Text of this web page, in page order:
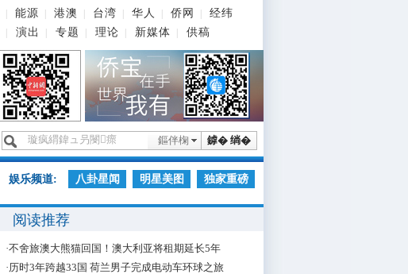
能源 港澳 台湾 华人 侨网
经纬
演出 专题 理论 新媒体 供稿
鎼� 绱�
鏂伴椈
娱乐频道: 八卦星闻 明星美图 独家重磅
阅读推荐
·不舍旅澳大熊猫回国！澳大利亚将租期延长5年
·历时3年跨越33国 荷兰男子完成电动车环球之旅